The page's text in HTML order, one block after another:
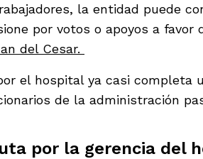
la entidad puede
por votos o apoyos a favor
del Cesar.
el hospital ya casi completa
de la administración
por la gerencia del